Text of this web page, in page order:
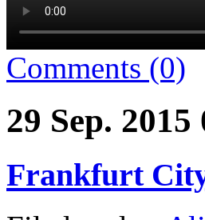
Comments (0)
29 Sep. 2015
Frankfurt